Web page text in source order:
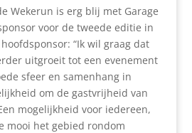
Wekerun is erg blij met Garage
voor de tweede editie in
“Ik wil graag dat
uitgroeit tot een evenement
sfeer en samenhang in
om de gastvrijheid van
mogelijkheid voor iedereen,
mooi het gebied rondom